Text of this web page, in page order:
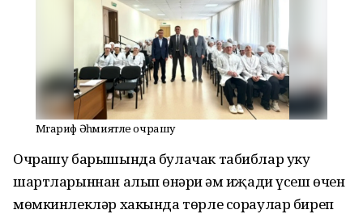
Мәгариф Әһәмиятле очрашу
Очрашу барышында булачак табиблар уку
шартларыннан алып һөнәри һәм иҗади үсеш өчен
мөмкинлекләр хакында төрле сораулар биреп